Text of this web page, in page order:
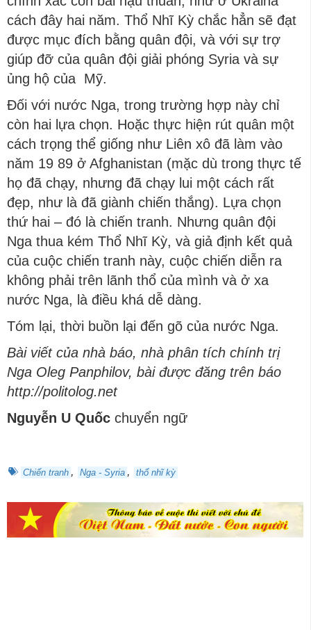
cách đây hai năm. Thổ Nhĩ Kỳ chắc hẳn sẽ đạt
được mục đích bằng quân đội, và với sự trợ
giúp đỡ của quân đội giải phóng Syria và sự
ủng hộ của Mỹ.
Đối với nước Nga, trong trường hợp này chỉ
còn hai lựa chọn. Hoặc thực hiện rút quân một
cách trọng thể giống như Liên xô đã làm vào
năm 19 89 ở Afghanistan (mặc dù trong thực tế
họ đã chạy, nhưng đã chạy lui một cách rất
đẹp, như là đã giành chiến thắng). Lựa chọn
thứ hai – đó là chiến tranh. Nhưng quân đội
Nga thua kém Thổ Nhĩ Kỳ, và giả định kết quả
của cuộc chiến tranh này, cuộc chiến diễn ra
không phải trên lãnh thổ của mình và ở xa
nước Nga, là điều khá dễ dàng.
Tóm lại, thời buồn lại đến gõ của nước Nga.
Bài viết của nhà báo, nhà phân tích chính trị
Nga Oleg Panphilov, bài được đăng trên báo
http://politolog.net
Nguyễn U Quốc chuyển ngữ
Chiến tranh , Nga - Syria , thổ nhĩ kỳ